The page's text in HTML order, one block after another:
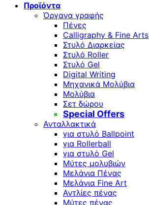
Προϊόντα
Όργανα γραφής
Πένες
Calligraphy & Fine Arts
Στυλό Διαρκείας
Στυλό Roller
Στυλό Gel
Digital Writing
Μηχανικά Μολύβια
Μολύβια
Σετ δώρου
Special Offers
Ανταλλακτικά
για στυλό Ballpoint
για Rollerball
για στυλό Gel
Μύτες μολυβιών
Μελάνια Πένας
Μελάνια Fine Art
Αντλίες πένας
Μύτες πένας